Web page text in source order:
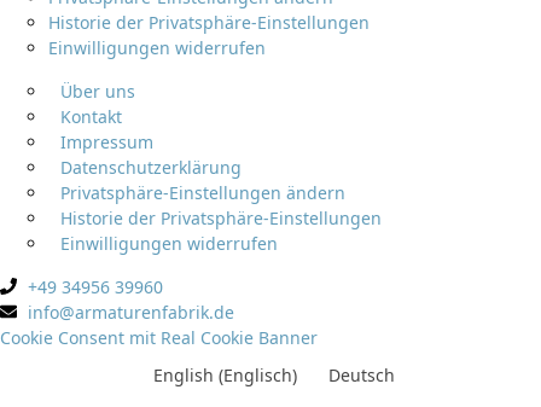
Historie der Privatsphäre-Einstellungen
Einwilligungen widerrufen
Über uns
Kontakt
Impressum
Datenschutzerklärung
Privatsphäre-Einstellungen ändern
Historie der Privatsphäre-Einstellungen
Einwilligungen widerrufen
+49 34956 39960
info@armaturenfabrik.de
Cookie Consent mit Real Cookie Banner
English (Englisch) Deutsch